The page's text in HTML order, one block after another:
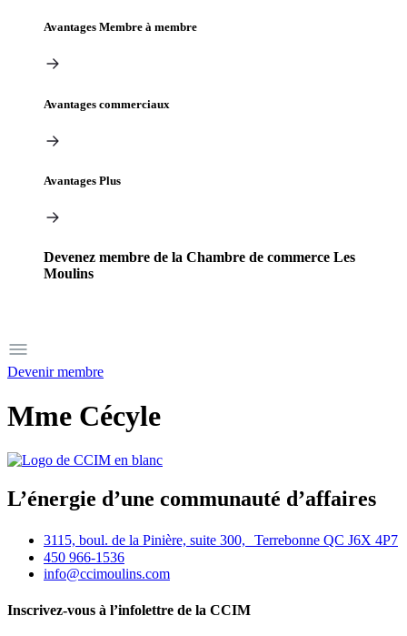
Avantages Membre à membre
Avantages commerciaux
Avantages Plus
Devenez membre de la Chambre de commerce Les
Moulins
Devenir membre
Mme Cécyle
L’énergie d’une communauté d’affaires
3115, boul. de la Pinière, suite 300, Terrebonne QC J6X 4P7
450 966-1536
info@ccimoulins.com
Inscrivez-vous à l’infolettre de la CCIM